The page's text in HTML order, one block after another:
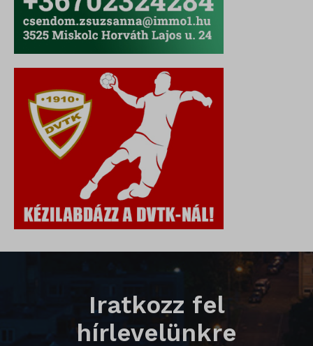
Iratkozz fel
hírlevelünkre
domain
i18next
perf_*
SameSite
SL_G_WPT_TO
SL_GWPT_Show_Hide_tmp
SL_wptGlobTipTmp
SLO_G_WPT_TO
SLO_GWPT_Show_Hide_tmp